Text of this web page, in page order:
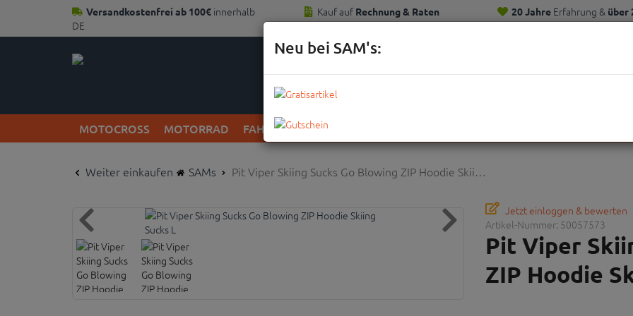
Versandkostenfrei ab 100€ innerhalb
DE
Kauf auf Rechnung & Raten 20 JahreErfahrung & über
Kunden
MOTOCROSS MOTORRAD FAHRRAD KOMPLETTRÄDER
Weiter einkaufen SAMs Pit Viper Skiing Sucks Go Blowing ZIP Hoodie Skii…
Jetzt einloggen & bewerten
Artikel-Nummer: 50057573
Pit Viper
ZIP Hoodie
Neu bei SAM's: